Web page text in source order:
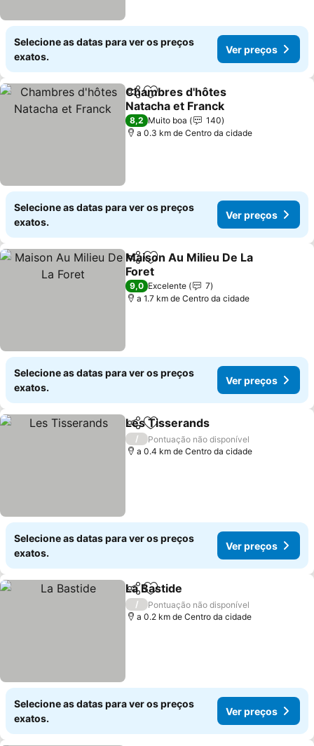
Selecione as datas para ver os preços
exatos.
Ver preços
PartilharAdicionar aos favoritos
Chambres d'hôtes
Natacha et Franck
Ver preços
8,2 Muito boa
140
a 0.3 km de Centro da cidade
Selecione as datas para ver os preços
exatos.
Ver preços
PartilharAdicionar aos favoritos
Maison Au Milieu De La
Foret
Ver preços
9,0 Excelente
7
a 1.7 km de Centro da cidade
Selecione as datas para ver os preços
exatos.
Ver preços
PartilharAdicionar aos favoritos
Les Tisserands
/
Pontuação não disponível
a 0.4 km de Centro da cidade
Selecione as datas para ver os preços
exatos.
Ver preços
PartilharAdicionar aos favoritos
La Bastide
/
Pontuação não disponível
a 0.2 km de Centro da cidade
Selecione as datas para ver os preços
exatos.
Ver preços